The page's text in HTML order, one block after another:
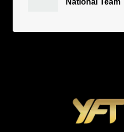
National Team